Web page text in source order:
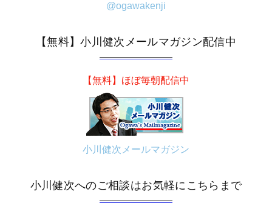
@ogawakenji
【無料】小川健次メールマガジン配信中
【無料】ほぼ毎朝配信中
小川健次メールマガジン
小川健次へのご相談はお気軽にこちらまで